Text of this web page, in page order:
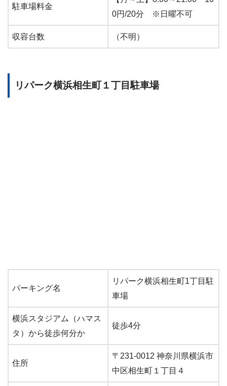
駐車場料金
0円/20分 ※日曜不可
収容台数 （不明）
リパーク横浜相生町１丁目駐車場
パーキング名
リパーク横浜相生町1丁目駐
車場
横浜スタジアム（ハマス
タ）から徒歩何分か
徒歩4分
住所
〒231-0012 神奈川県横浜市
中区相生町１丁目４